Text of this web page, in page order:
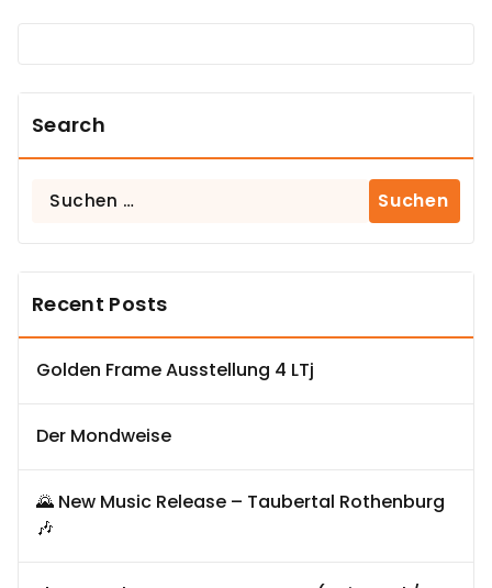
Search
Suchen
Recent Posts
Golden Frame Ausstellung 4 LTj
Der Mondweise
🌄 New Music Release – Taubertal Rothenburg
🎶